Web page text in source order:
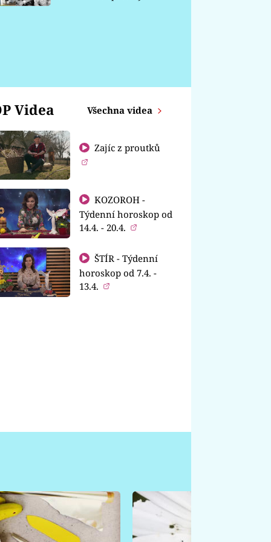
Videa Všechna videa
Zajíc z proutků
KOZOROH -
Týdenní horoskop od
14.4. - 20.4.
ŠTÍR - Týdenní
horoskop od 7.4. -
13.4.